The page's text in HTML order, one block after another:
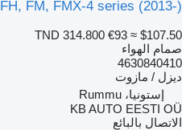
FH, FM, FMX-4 series (2013-)
TND 314.800 €93 ≈ $107.50
صمام الهواء
4630840410
ديزل / مازوت
إستونيا، Rummu
KB AUTO EESTI OÜ
الاتصال بالبائع